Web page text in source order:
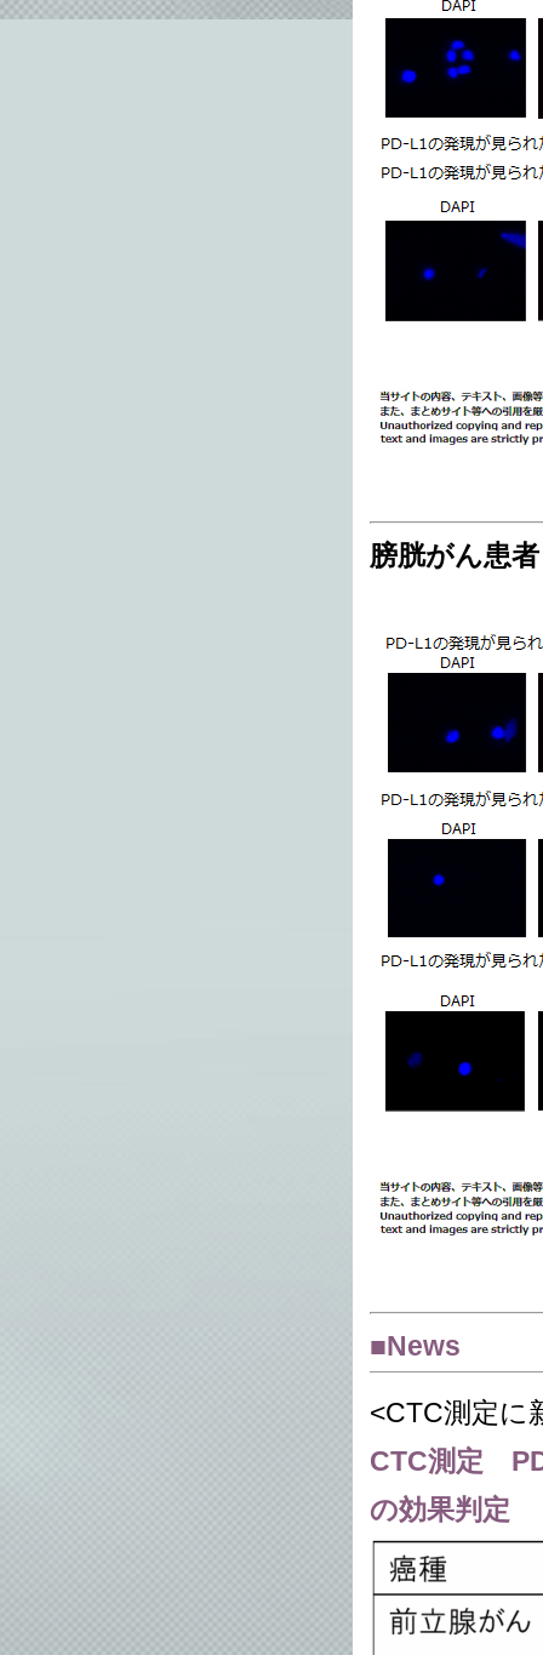
膀胱がん患
■News
<CTC測定に
CTC測定
の効果判定